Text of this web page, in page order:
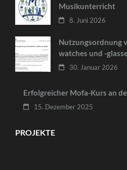
Musikunterricht
8. Juni 2026
Nutzungsordnung
watches und -
30. Januar 2026
Erfolgreicher Mofa-Kurs an
15. Dezember 2025
PROJEKTE